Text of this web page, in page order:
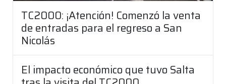
TC2000: ¡Atención! Comenzó la venta
de entradas para el regreso a San
Nicolás
El impacto económico que tuvo Salta